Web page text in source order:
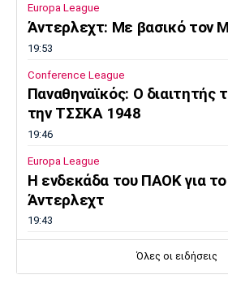
Europa League
Άντερλεχτ: Με βασικό τον
19:53
Conference League
Παναθηναϊκός: Ο διαιτητής
την ΤΣΣΚΑ 1948
19:46
Europa League
Η ενδεκάδα του ΠΑΟΚ για
Άντερλεχτ
19:43
Το αποχαιρετιστήριο
Όλες οι ειδήσεις